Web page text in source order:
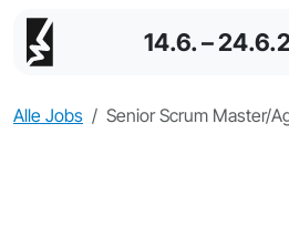
14.6. –
Alle Jobs Senior Scrum Master/